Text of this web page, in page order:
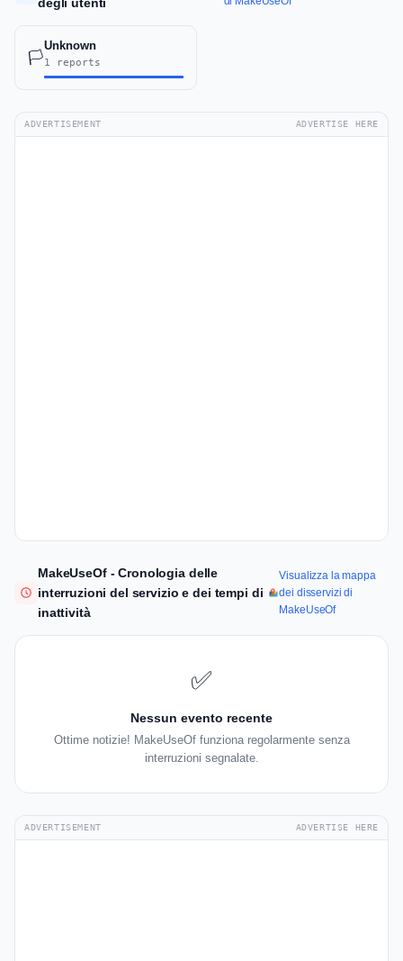
degli utenti
🏳️
Unknown
1 reports
ADVERTISEMENT ADVERTISE HERE
MakeUseOf - Cronologia delle
interruzioni del servizio e dei tempi di
inattività
Visualizza la mappa
dei disservizi di
MakeUseOf
✅
Nessun evento recente
Ottime notizie! MakeUseOf funziona regolarmente senza
interruzioni segnalate.
ADVERTISEMENT ADVERTISE HERE